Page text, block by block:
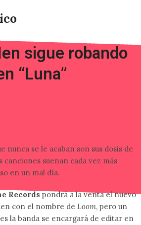
sigue robando
“Luna”
nunca se le acaban son sus dosis de
canciones suenan cada vez más
en un mal día.
Recordspondrá a la venta el nuevo
con el nombre deLoom, pero un
la banda se encargará de editar en